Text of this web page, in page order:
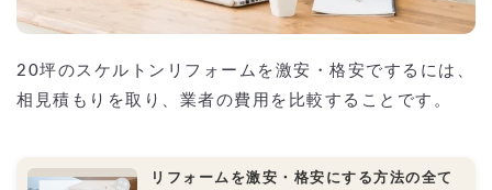
20坪のスケルトンリフォームを激安・格安でするには、
相見積もりを取り、業者の費用を比較することです。
リフォームを激安・格安にする方法の全て